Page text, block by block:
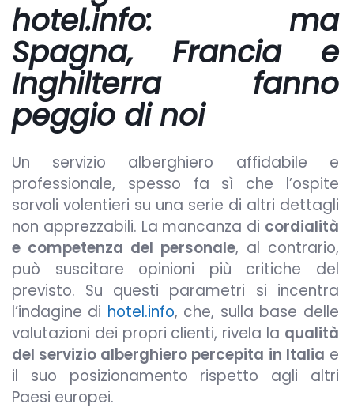
hotel.info: ma
Spagna, Francia e
Inghilterra fanno
peggio di noi
Un servizio alberghiero affidabile e
professionale, spesso fa sì che l’ospite
sorvoli volentieri su una serie di altri dettagli
non apprezzabili. La mancanza di cordialità
e competenza del personale, al contrario,
può suscitare opinioni più critiche del
previsto. Su questi parametri si incentra
l’indagine di hotel.info, che, sulla base delle
valutazioni dei propri clienti, rivela la qualità
del servizio alberghiero percepita in Italia e
il suo posizionamento rispetto agli altri
Paesi europei.